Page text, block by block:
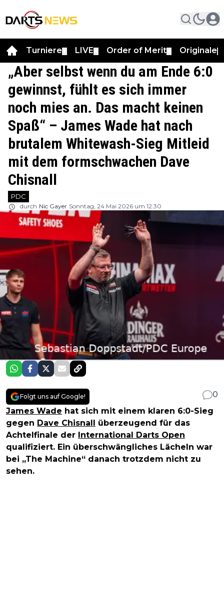
Turniere LIVE Order of Merit Originale
„Aber selbst wenn du am Ende 6:0
gewinnst, fühlt es sich immer
noch mies an. Das macht keinen
Spaß“ – James Wade hat nach
brutalem Whitewash-Sieg Mitleid
mit dem formschwachen Dave
Chisnall
PDC
durch Nic Gayer Sonntag, 24 Mai 2026 um 12:30
Folgt uns auf Google!
0
James Wade hat sich mit einem klaren 6:0-Sieg
gegen Dave Chisnall
überzeugend für das
Achtelfinale der International Darts Open
qualifiziert. Ein überschwängliches Lächeln war
bei „The Machine“ danach trotzdem nicht zu
sehen.